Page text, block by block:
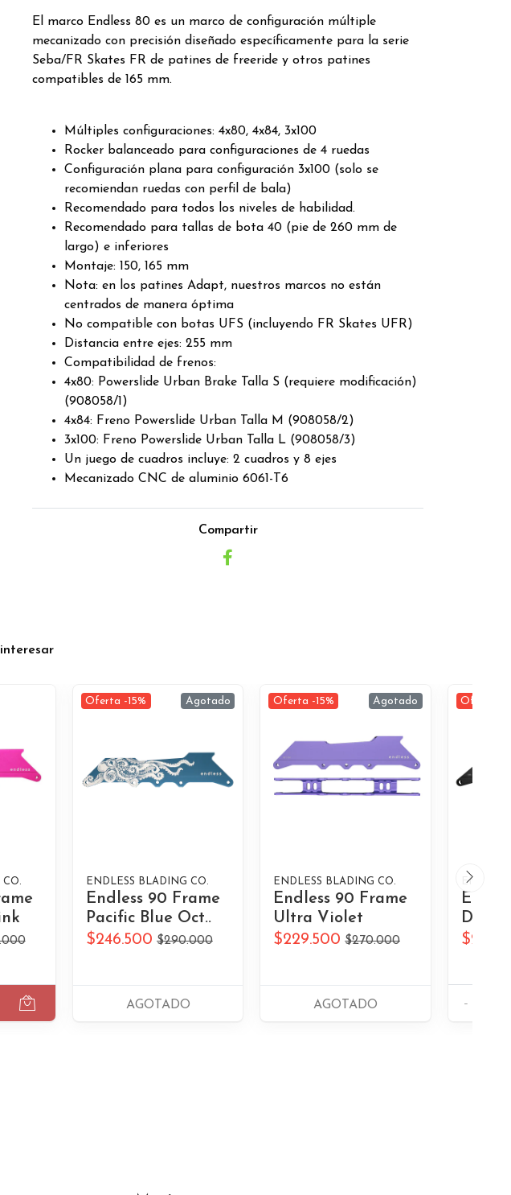
El marco Endless 80 es un marco de configuración múltiple
mecanizado con precisión diseñado específicamente para la serie
Seba/FR Skates FR de patines de freeride y otros patines
compatibles de 165 mm.
Múltiples configuraciones: 4x80, 4x84, 3x100
Rocker balanceado para configuraciones de 4 ruedas
Configuración plana para configuración 3x100 (solo se
recomiendan ruedas con perfil de bala)
Recomendado para todos los niveles de habilidad.
Recomendado para tallas de bota 40 (pie de 260 mm de
largo) e inferiores
Montaje: 150, 165 mm
Nota: en los patines Adapt, nuestros marcos no están
centrados de manera óptima
No compatible con botas UFS (incluyendo FR Skates UFR)
Distancia entre ejes: 255 mm
Compatibilidad de frenos:
4x80: Powerslide Urban Brake Talla S (requiere modificación)
(908058/1)
4x84: Freno Powerslide Urban Talla M (908058/2)
3x100: Freno Powerslide Urban Talla L (908058/3)
Un juego de cuadros incluye: 2 cuadros y 8 ejes
Mecanizado CNC de aluminio 6061-T6
Compartir
interesar
CO.
Oferta -15% Agotado
ENDLESS BLADING CO.
Endless 90 Frame
Pacific Blue Oct..
$246.500 $290.000
AGOTADO
Oferta -15% Agotado
ENDLESS BLADING CO.
Endless 90 Frame
Ultra Violet
$229.500 $270.000
AGOTADO
Oferta -
Dark
-